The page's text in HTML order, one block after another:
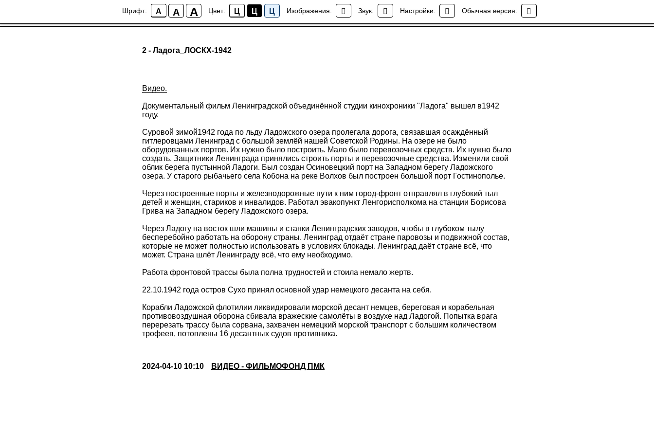
Шрифт: A A A Цвет: Ц Ц Ц Изображения: Звук: Настройки: Обычная версия:
Мультимедиа
2 - Ладога_ЛОСКХ-1942
Видео.
Документальный фильм Ленинградской объединённой студии кинохроники "Ладога" вышел в1942
году.
Суровой зимой1942 года по льду Ладожского озера пролегала дорога, связавшая осаждённый
гитлеровцами Ленинград с большой землёй нашей Советской Родины. На озере не было
оборудованных портов. Их нужно было построить. Мало было перевозочных средств. Их нужно было
создать. Защитники Ленинграда принялись строить порты и перевозочные средства. Изменили свой
облик берега пустынной Ладоги. Был создан Осиновецкий порт на Западном берегу Ладожского
озера. У старого рыбачьего села Кобона на реке Волхов был построен большой порт Гостинополье.
Через построенные порты и железнодорожные пути к ним город-фронт отправлял в глубокий тыл
детей и женщин, стариков и инвалидов. Работал эвакопункт Ленгорисполкома на станции Борисова
Грива на Западном берегу Ладожского озера.
Через Ладогу на восток шли машины и станки Ленинградских заводов, чтобы в глубоком тылу
бесперебойно работать на оборону страны. Ленинград отдаёт стране паровозы и подвижной состав,
которые не может полностью использовать в условиях блокады. Ленинград даёт стране всё, что
может. Страна шлёт Ленинграду всё, что ему необходимо.
Работа фронтовой трассы была полна трудностей и стоила немало жертв.
22.10.1942 года остров Сухо принял основной удар немецкого десанта на себя.
Корабли Ладожской флотилии ликвидировали морской десант немцев, береговая и корабельная
противовоздушная оборона сбивала вражеские самолёты в воздухе над Ладогой. Попытка врага
перерезать трассу была сорвана, захвачен немецкий морской транспорт с большим количеством
трофеев, потоплены 16 десантных судов противника.
2024-04-10 10:10 ВИДЕО - ФИЛЬМОФОНД ПМК